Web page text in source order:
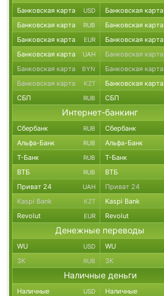
Банковская карта USD Банковская карта
Банковская карта RUB Банковская карта
Банковская карта EUR Банковская карта
Банковская карта UAH Банковская карта
Банковская карта BYN Банковская карта
Банковская карта KZT Банковская карта
СБП RUB СБП
Интернет-банкинг
Сбербанк RUB Сбербанк
Альфа-Банк RUB Альфа-Банк
Т-Банк RUB Т-Банк
ВТБ RUB ВТБ
Приват 24 UAH Приват 24
Kaspi Bank KZT Kaspi Bank
Revolut EUR Revolut
Денежные переводы
WU USD WU
ЗК RUB ЗК
Наличные деньги
Наличные USD Наличные